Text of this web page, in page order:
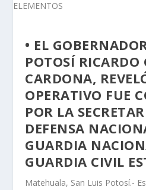
• EL
POTOSÍ RICARDO
CARDONA,
OPERATIVO FUE
POR LA
DEFENSA
GUARDIA
GUARDIA CIVIL
Matehuala, San Luis Potosí.-